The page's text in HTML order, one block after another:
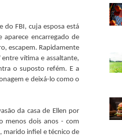
do FBI, cuja esposa está
encarregado de
escapem. Rapidamente
vítima e assaltante,
o suposto refém. E a
e deixá-lo como o
da casa de Ellen por
menos dois anos - com
marido infiel e técnico de